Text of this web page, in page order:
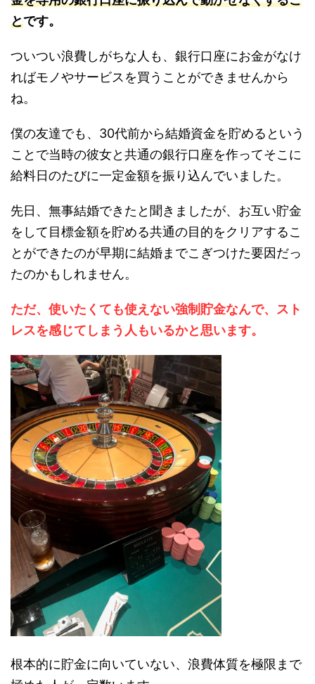
とです。
ついつい浪費しがちな人も、銀行口座にお金がなけ
ればモノやサービスを買うことができませんから
ね。
僕の友達でも、30代前から結婚資金を貯めるという
ことで当時の彼女と共通の銀行口座を作ってそこに
給料日のたびに一定金額を振り込んでいました。
先日、無事結婚できたと聞きましたが、お互い貯金
をして目標金額を貯める共通の目的をクリアするこ
とができたのが早期に結婚までこぎつけた要因だっ
たのかもしれません。
ただ、使いたくても使えない強制貯金なんで、スト
レスを感じてしまう人もいるかと思います。
根本的に貯金に向いていない、浪費体質を極限まで